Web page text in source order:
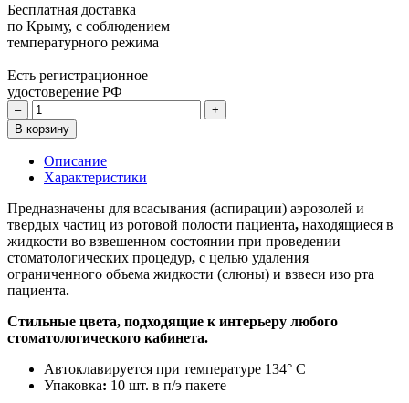
Бесплатная доставка
по Крыму, с соблюдением
температурного режима
Есть регистрационное
удостоверение РФ
–
+
В корзину
Описание
Характеристики
Предназначены для всасывания (аспирации) аэрозолей и
твердых частиц из ротовой полости пациента, находящиеся в
жидкости во взвешенном состоянии при проведении
стоматологических процедур, с целью удаления
ограниченного объема жидкости (слюны) и взвеси изо рта
пациента.
Стильные цвета, подходящие к интерьеру любого
стоматологического кабинета.
Автоклавируется при температуре 134° С
Упаковка: 10 шт. в п/э пакете